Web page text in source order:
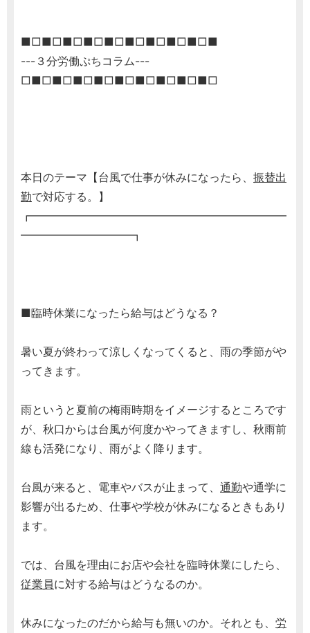
■□■□■□■□■□■□■□■□■□■
---３分労働ぷちコラム---
□■□■□■□■□■□■□■□■□■□
本日のテーマ【台風で仕事が休みになったら、 振替出
勤で対応する。】
┏━━━━━━━━━━━━━━━━━━━━━━━
━━━━━━━━━━┓
■臨時休業になったら給与はどうなる？
暑い夏が終わって涼しくなってくると、雨の季節がや
ってきます。
雨というと夏前の梅雨時期をイメージするところです
が、秋口からは台風が何度かやってきますし、秋雨前
線も活発になり、雨がよく降ります。
台風が来ると、電車やバスが止まって、 通勤や通学に
影響が出るため、仕事や学校が休みになるときもあり
ます。
では、台風を理由にお店や会社を臨時休業にしたら、
従業員に対する給与はどうなるのか。
休みになったのだから給与も無いのか。それとも、 労